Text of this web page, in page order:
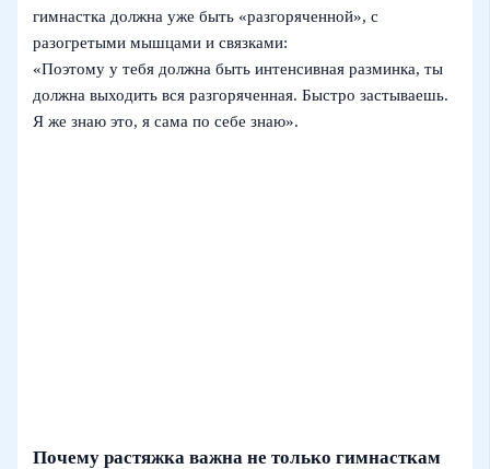
гимнастка должна уже быть «разгоряченной», с
разогретыми мышцами и связками:
«Поэтому у тебя должна быть интенсивная разминка, ты
должна выходить вся разгоряченная. Быстро застываешь.
Я же знаю это, я сама по себе знаю».
Почему растяжка важна не только гимнасткам